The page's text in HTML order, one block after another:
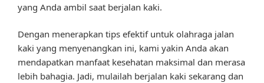
yang Anda ambil saat berjalan kaki.
Dengan menerapkan tips efektif untuk olahraga jalan
kaki yang menyenangkan ini, kami yakin Anda akan
mendapatkan manfaat kesehatan maksimal dan merasa
lebih bahagia. Jadi, mulailah berjalan kaki sekarang dan